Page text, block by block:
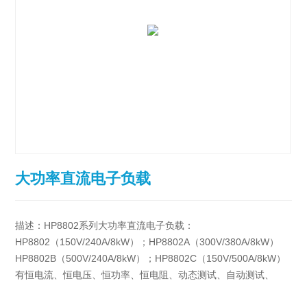
大功率直流电子负载
描述：HP8802系列大功率直流电子负载：
HP8802（150V/240A/8kW）；HP8802A（300V/380A/8kW）
HP8802B（500V/240A/8kW）；HP8802C（150V/500A/8kW）
有恒电流、恒电压、恒功率、恒电阻、动态测试、自动测试、